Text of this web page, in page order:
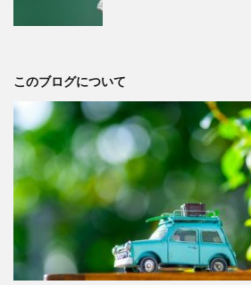
このブログについて